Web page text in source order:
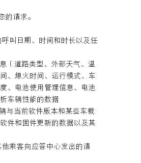
请求。
叫日期、时间和时长以及任
（道路类型、外部天气、温
、熄火时间、运行模式、车
、电池使用管理信息、电池
析车辆性能的数据
与当前软件版本和某些车载
件和固件更新的数据以及其
乘客向应答中心发出的请